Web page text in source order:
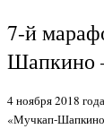
7-й
Шапкино
4 ноября 2018
«Мучкап-